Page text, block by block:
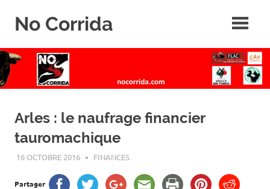
No Corrida
de
la
corrida
Arles : le naufrage financier
tauromachique
16 OCTOBRE 2016 ROGER LAHANA
FINANCES
Partager